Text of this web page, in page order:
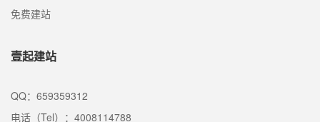
免费建站
壹起建站
QQ：659359312
电话（Tel）：4008114788